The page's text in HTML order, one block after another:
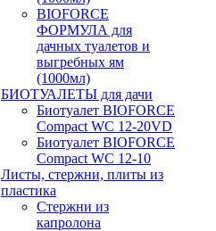
BIOFORCE
ФОРМУЛА для
дачных туалетов и
выгребных ям
(1000мл)
БИОТУАЛЕТЫ для дачи
Биотуалет BIOFORCE
Compact WC 12-20VD
Биотуалет BIOFORCE
Compact WC 12-10
Листы, стержни, плиты из
пластика
Стержни из
капролона